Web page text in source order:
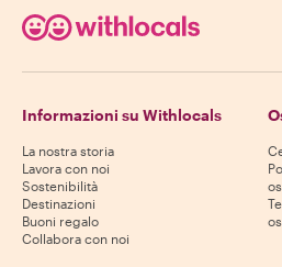
Informazioni su Withlocals
La nostra storia
Lavora con noi
Sostenibilità
Destinazioni
Buoni regalo
Collabora con noi